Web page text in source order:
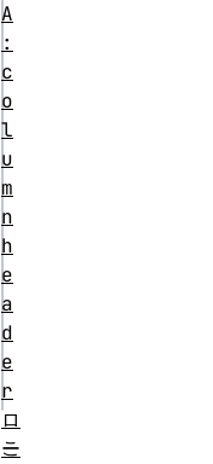
  <div
id="InfoText"
role="document"
    <p>いくつかの
情報テキストがここに
入ります。</p>
  </div>
  ...
  <button>閉じる
</button>
こ
A
:
c
o
l
u
m
n
h
e
a
d
e
r
ロ
ー